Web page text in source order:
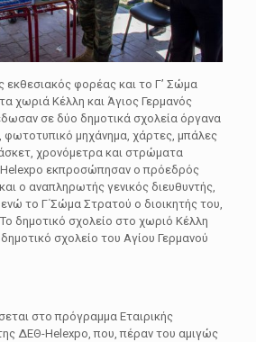
εκθεσιακός φορέας και το Γ’ Σώμα
χωριά Κέλλη και Άγιος Γερμανός
σε δύο δημοτικά σχολεία όργανα
φωτοτυπικό μηχάνημα, χάρτες, μπάλες
χρονόμετρα και στρώματα
Helexpo εκπροσώπησαν ο πρόεδρός
ο αναπληρωτής γενικός διευθυντής,
το Γ΄Σώμα Στρατού ο διοικητής του,
δημοτικό σχολείο στο χωριό Κέλλη
δημοτικό σχολείο του Αγίου Γερμανού
στο πρόγραμμα Εταιρικής
ΔΕΘ-Helexpo, που, πέραν του αμιγώς